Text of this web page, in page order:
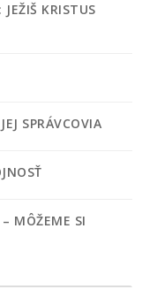
KRISTUS
SPRÁVCOVIA
MÔŽEME SI